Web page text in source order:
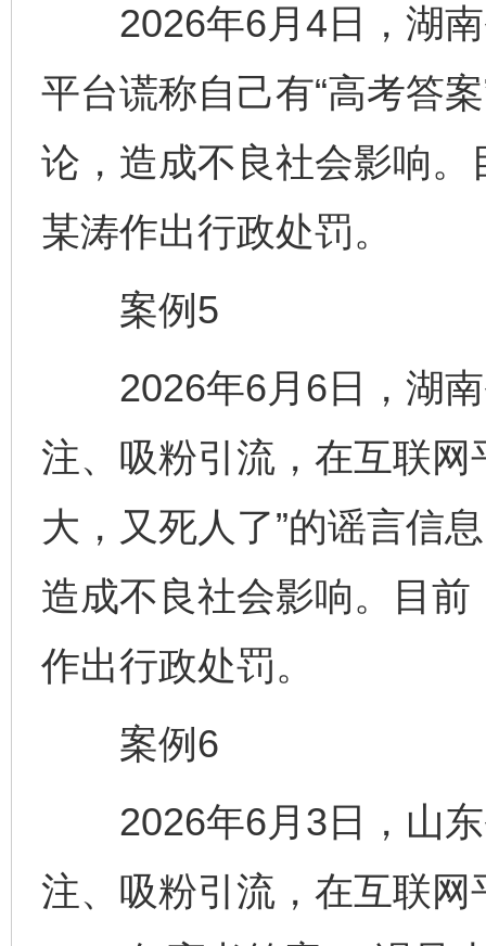
2026年6月4日，湖南
平台谎称自己有“高考答
论，造成不良社会影响
某涛作出行政处罚。
案例5
2026年6月6日，湖南
注、吸粉引流，在互联网
大，又死人了”的谣言信
造成不良社会影响。目
作出行政处罚。
案例6
2026年6月3日，山东
注、吸粉引流，在互联网